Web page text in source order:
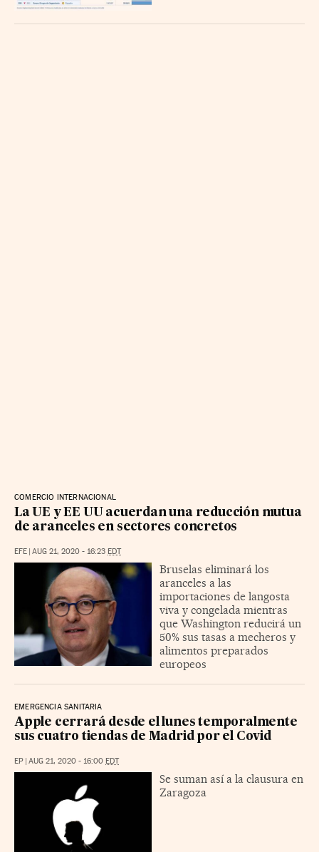
COMERCIO INTERNACIONAL
La UE y EE UU acuerdan una reducción mutua
de aranceles en sectores concretos
EFE | AUG 21, 2020 - 16:23 EDT
Bruselas eliminará los
aranceles a las
importaciones de langosta
viva y congelada mientras
que Washington reducirá un
50% sus tasas a mecheros y
alimentos preparados
europeos
EMERGENCIA SANITARIA
Apple cerrará desde el lunes temporalmente
sus cuatro tiendas de Madrid por el Covid
EP | AUG 21, 2020 - 16:00 EDT
Se suman así a la clausura en
Zaragoza